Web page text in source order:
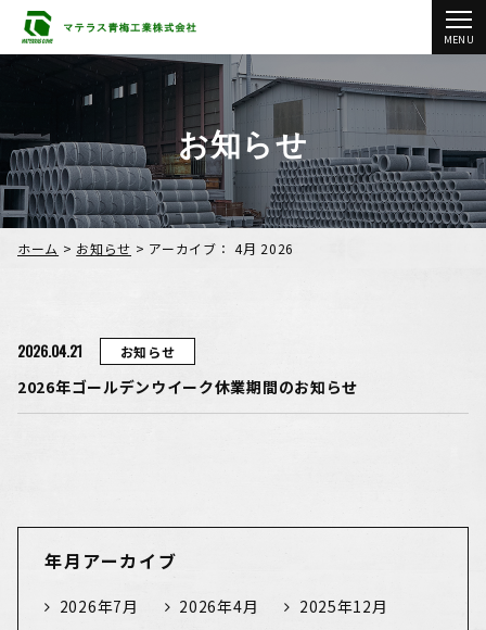
MENU
お知らせ
ホーム > お知らせ > アーカイブ： 4月 2026
2026.04.21 お知らせ
2026年ゴールデンウイーク休業期間のお知らせ
年月アーカイブ
2026年7月 2026年4月
2025年12月